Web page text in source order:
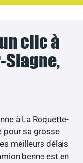
clic à
Siagne,
à La Roquette-
pour sa grosse
meilleurs délais
benne est en